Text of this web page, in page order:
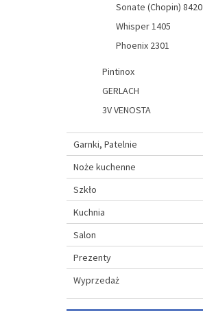
Sonate (Chopin) 8420
Whisper 1405
Phoenix 2301
Pintinox
GERLACH
3V VENOSTA
Garnki, Patelnie
Noże kuchenne
Szkło
Kuchnia
Salon
Prezenty
Wyprzedaż